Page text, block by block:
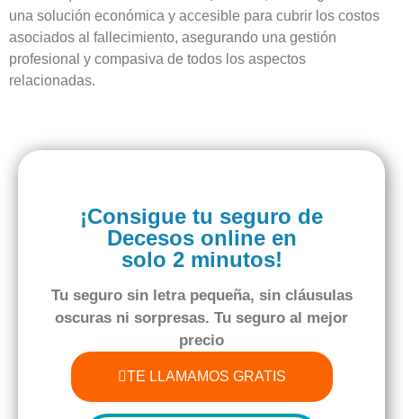
una solución económica y accesible para cubrir los costos
asociados al fallecimiento, asegurando una gestión
profesional y compasiva de todos los aspectos
relacionadas.
¡Consigue tu seguro de
Decesos online en
solo 2 minutos!
Tu seguro sin letra pequeña, sin cláusulas
oscuras ni sorpresas. Tu seguro al mejor
precio
TE LLAMAMOS GRATIS